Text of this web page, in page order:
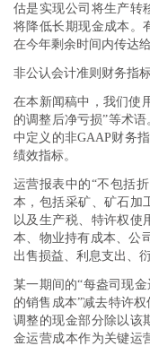
估是实现公司将生产转
将降低长期现金成本。
在今年剩余时间内传达给
非公认会计准则财务指
在本新闻稿中，我们使
的调整后净亏损”等术
中定义的非GAAP财务
绩效指标。
运营报表中的“不包括
本，包括采矿、矿石加
以及生产税、特许权使
本、物业持有成本、公
出售损益、利息支出、
某一期间的“每盎司现
的销售成本”减去特许
调整的现金部分除以该
金运营成本作为关键运